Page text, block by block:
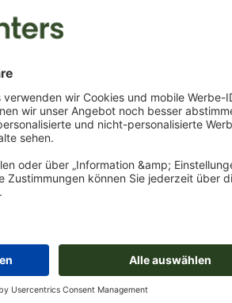
Professional
5203 Trodat Professional 5206
5274